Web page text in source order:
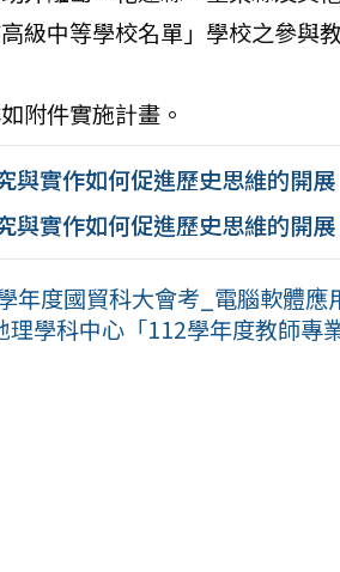
級中等學校名單」學校之參與
附件實施計畫。
與實作如何促進歷史思維的開展
與實作如何促進歷史思維的開
年度國貿科大會考_電腦軟體應
理學科中心「112學年度教師專